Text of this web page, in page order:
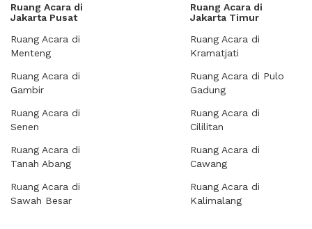
Ruang Acara di
Jakarta Pusat
Ruang Acara di
Menteng
Ruang Acara di
Gambir
Ruang Acara di
Senen
Ruang Acara di
Tanah Abang
Ruang Acara di
Sawah Besar
Ruang Acara di
Jakarta Timur
Ruang Acara di
Kramatjati
Ruang Acara di Pulo
Gadung
Ruang Acara di
Cililitan
Ruang Acara di
Cawang
Ruang Acara di
Kalimalang